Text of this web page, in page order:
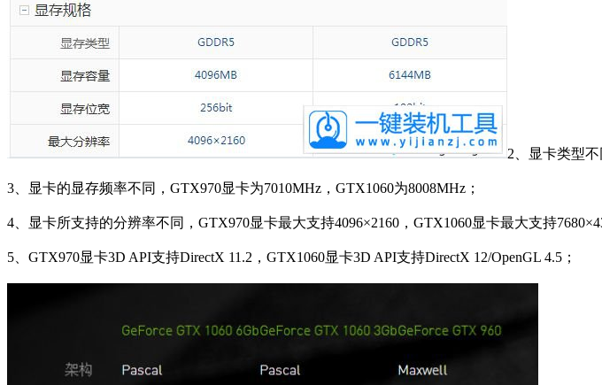
2、显卡类型
3、显卡的显存频率不同，GTX970显卡为7010MHz，GTX1060为8008MHz；
4、显卡所支持的分辨率不同，GTX970显卡最大支持4096×2160，GTX1060显卡最大支持
5、GTX970显卡3D API支持DirectX 11.2，GTX1060显卡3D API支持DirectX 12/OpenGL 4.5；